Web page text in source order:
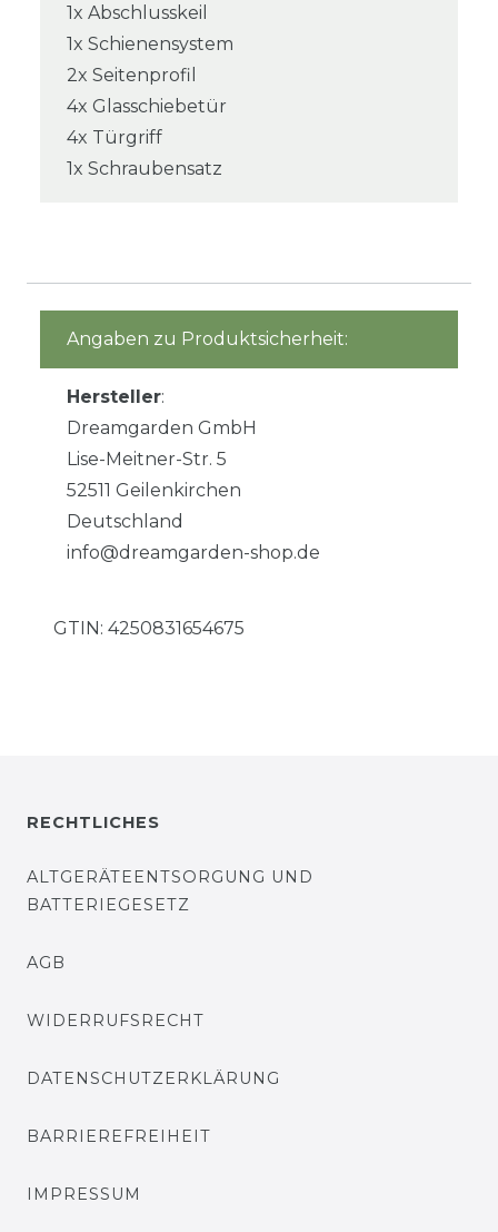
1x Abschlusskeil
1x Schienensystem
2x Seitenprofil
4x Glasschiebetür
4x Türgriff
1x Schraubensatz
Angaben zu Produktsicherheit:
Hersteller:
Dreamgarden GmbH
Lise-Meitner-Str. 5
52511 Geilenkirchen
Deutschland
info@dreamgarden-shop.de
GTIN: 4250831654675
RECHTLICHES
ALTGERÄTEENTSORGUNG UND
BATTERIEGESETZ
AGB
WIDERRUFSRECHT
DATENSCHUTZERKLÄRUNG
BARRIEREFREIHEIT
IMPRESSUM